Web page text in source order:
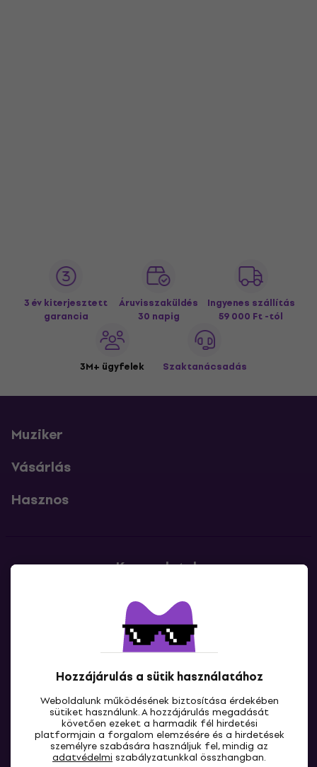
Hozzájárulás a sütik használatához
Weboldalunk működésének biztosítása érdekében
sütiket használunk. A hozzájárulás megadását
követően ezeket a harmadik fél hirdetési
platformjain a forgalom elemzésére és a hirdetések
személyre szabására használjuk fel, mindig az
adatvédelmi szabályzatunkkal összhangban.
3 év kiterjesztett
garancia
Áruvisszaküldés
30 napig
Ingyenes szállítás
59 000 Ft -tól
3M+ ügyfelek Szaktanácsadás
Muziker
Vásárlás
Hasznos
Kapcsolatok
Lépj kapcsolatba velünk
HU